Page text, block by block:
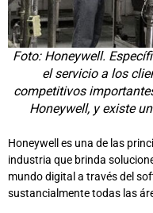
Foto: Honeywell.
el servicio a los
competitivos
Honeywell, y existe
Honeywell es una de las
industria que brinda
mundo digital a través del
sustancialmente todas las